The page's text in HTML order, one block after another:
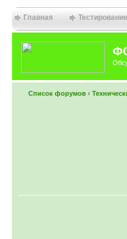
Главная
Список форумов ‹